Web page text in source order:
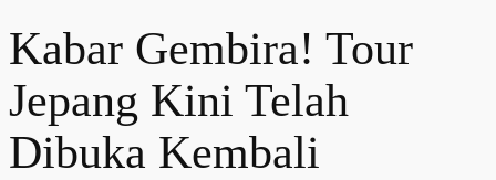
Kabar Gembira! Tour
Jepang Kini Telah
Dibuka Kembali